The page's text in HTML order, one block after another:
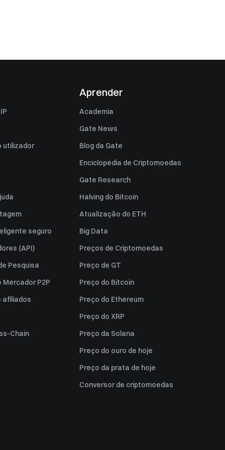
utilizador
seguro
(API)
Pesquisa
P2P
afiliados
Chain
Aprender
Academia
Gate News
Blog da Gate
Enciclopédia de Criptomoedas
Gate Research
Halving do Bitcoin
Atualização do ETH
Big Data
Preços de Criptomoedas
Preço de GT
Preço do Bitcoin
Preço do Ethereum
Preço do XRP
Preço da Solana
Preço do ouro de hoje
Preço da prata de hoje
Conversor de criptomoedas